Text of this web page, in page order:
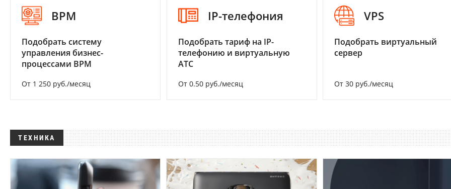
BPM
Подобрать систему
управления бизнес-
процессами BPM
От 1 250 руб./месяц
IP-телефония
Подобрать тариф на IP-
телефонию и виртуальную
АТС
От 0.50 руб./месяц
VPS
Подобрать виртуальный
сервер
От 30 руб./месяц
ТЕХНИКА